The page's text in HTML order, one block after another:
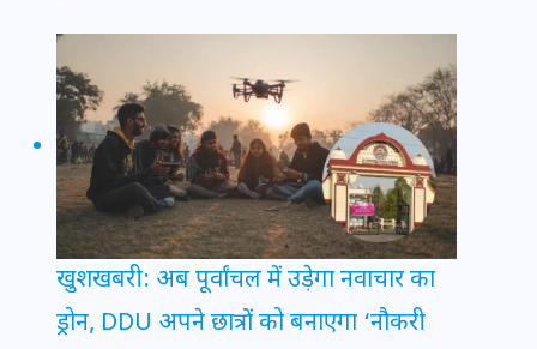
खुशखबरी: अब पूर्वांचल में उड़ेगा नवाचार का
ड्रोन, DDU अपने छात्रों को बनाएगा ‘नौकरी